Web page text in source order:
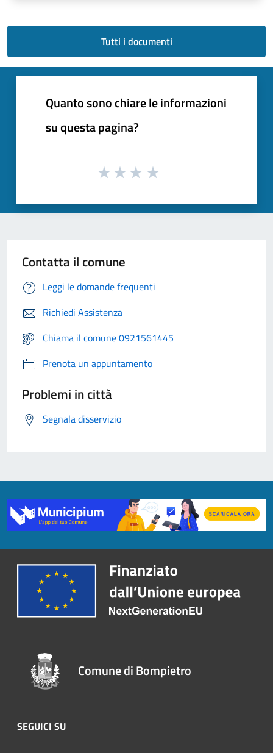
Tutti i documenti
Quanto sono chiare le informazioni
su questa pagina?
Contatta il comune
Leggi le domande frequenti
Richiedi Assistenza
Chiama il comune 0921561445
Prenota un appuntamento
Problemi in città
Segnala disservizio
Comune di Bompietro
SEGUICI SU